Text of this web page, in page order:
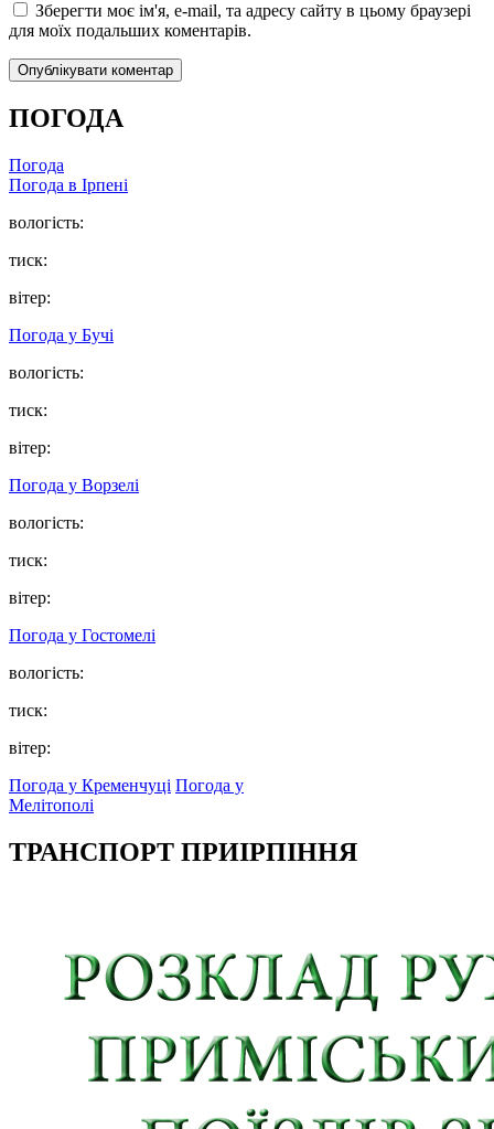
Зберегти моє ім'я, e-mail, та адресу сайту в цьому браузері
для моїх подальших коментарів.
ПОГОДА
Погода
Погода в Ірпені
вологість:
тиск:
вітер:
Погода у Бучі
вологість:
тиск:
вітер:
Погода у Ворзелі
вологість:
тиск:
вітер:
Погода у Гостомелі
вологість:
тиск:
вітер:
Погода у Кременчуці Погода у
Мелітополі
ТРАНСПОРТ ПРИІРПІННЯ